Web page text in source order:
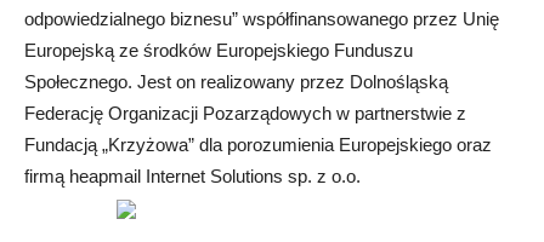
odpowiedzialnego biznesu” współfinansowanego przez Unię
Europejską ze środków Europejskiego Funduszu
Społecznego. Jest on realizowany przez Dolnośląską
Federację Organizacji Pozarządowych w partnerstwie z
Fundacją „Krzyżowa” dla porozumienia Europejskiego oraz
firmą heapmail Internet Solutions sp. z o.o.